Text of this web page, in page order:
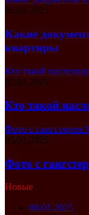
05.01.2025
Какие
квартиры
Кто такой
05.01.2025
Кто такой
Фото с
05.01.2025
Фото с
Новые
08.01.2025